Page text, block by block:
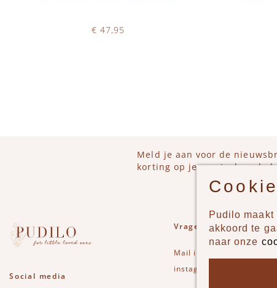
€ 47,95
Meld je aan voor de
korting op je eerstvolgende
Social media
Vragen of
Mail info@pudilo.nl
instagram
Pudilo
akkoord te
naar onze